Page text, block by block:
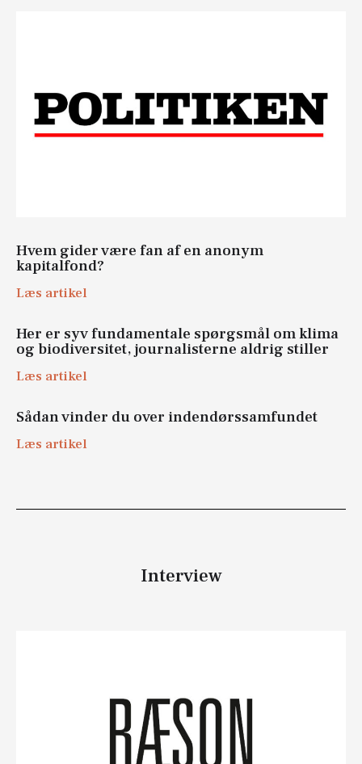
Hvem gider være fan af en anonym
kapitalfond?
Læs artikel
Her er syv fundamentale spørgsmål om klima
og biodiversitet, journalisterne aldrig stiller
Læs artikel
Sådan vinder du over indendørssamfundet
Læs artikel
Interview